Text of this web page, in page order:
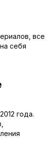
все
себя
года.